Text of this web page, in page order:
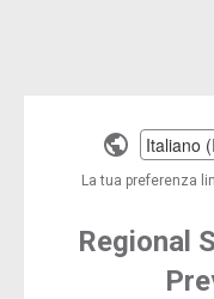
Select
a
language
La tua preferenza
Regional